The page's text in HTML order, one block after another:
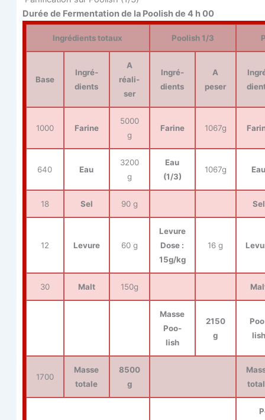
Durée de Fer­men­ta­tion de la Poo­lish de 4 h 00
Ingré­dients totaux Poo­lish 1/3
Base
Ingré­
dients
A
réa­li­
ser
Ingré­
dients
A
peser
1000 Farine
5000
g
Farine 1067g
640 Eau
3200
g
Eau
(1/3)
1067g
18 Sel 90 g Sel
12 Levure 60 g
Levure
Dose :
15g/kg
16 g
30 Malt 150g
Masse
Poo­
lish
2150
g
lish
1700
Masse
totale
8500
g